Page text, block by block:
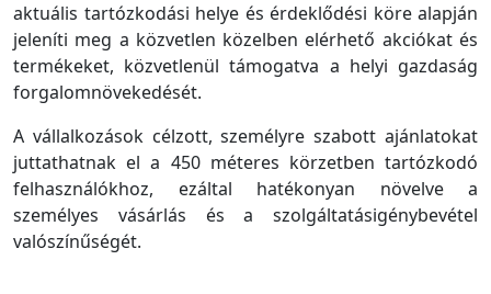
aktuális tartózkodási helye és érdeklődési köre alapján
jeleníti meg a közvetlen közelben elérhető akciókat és
termékeket, közvetlenül támogatva a helyi gazdaság
forgalomnövekedését.
A vállalkozások célzott, személyre szabott ajánlatokat
juttathatnak el a 450 méteres körzetben tartózkodó
felhasználókhoz, ezáltal hatékonyan növelve a
személyes vásárlás és a szolgáltatásigénybevétel
valószínűségét.